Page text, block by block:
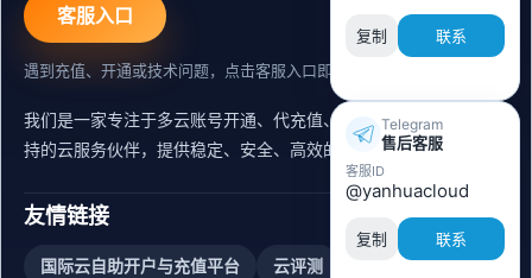
客服入口
遇到充值、开通或技术问题，点击客服入口即可联系。
我们是一家专注于多云账号开通、代充值、迁移运维与内容同步支
持的云服务伙伴，提供稳定、安全、高效的出海服务支持。
友情链接
国际云自助开户与充值平台 云评测 阿里云账号购买
复制 联系
Telegram
售后客服
客服ID
@yanhuacloud
复制 联系